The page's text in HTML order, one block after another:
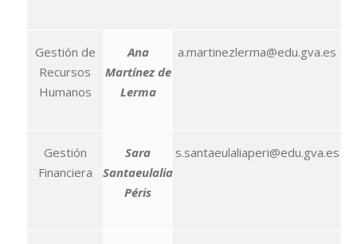
Gestión de
Recursos
Humanos
Ana
Martínez de
Lerma
a.martinezlerma@edu.gva.es
Gestión
Financiera
Sara
Santaeulalia
Péris
s.santaeulaliaperi@edu.gva.es